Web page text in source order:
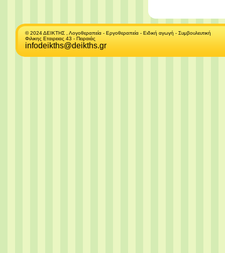
© 2024 ΔΕΙΚΤΗΣ , Λογοθεραπεία - Εργοθεραπεία - Ειδική αγωγή - Συμβουλευτική
Φιλικης Εταιρειας 43 - Πειραιάς
infodeikths@deikths.gr